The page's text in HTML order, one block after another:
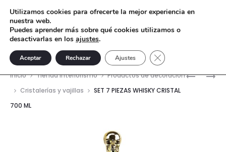
SET
SET
Inicio Tienda interiorismo
Productos de decoración
Cristalerías y vajillas
SET 7 PIEZAS WHISKY CRISTAL
700 ML
Utilizamos cookies para ofrecerte la mejor experiencia en
nuestra web.
Puedes aprender más sobre qué cookies utilizamos o
desactivarlas en los ajustes.
Aceptar Rechazar Ajustes Cerrar el banner de